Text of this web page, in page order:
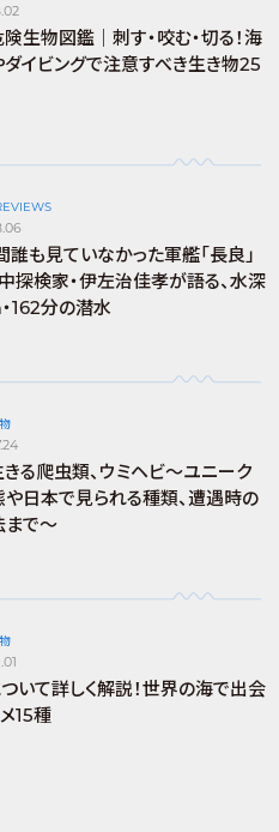
生物図鑑｜刺す・咬む・切る！海
イビングで注意すべき生き物25
も見ていなかった軍艦「長良」
探検家・伊左治佳孝が語る、水深
162分の潜水
る爬虫類、ウミヘビ～ユニーク
日本で見られる種類、遭遇時の
まで～
いて詳しく解説！世界の海で出会
15種